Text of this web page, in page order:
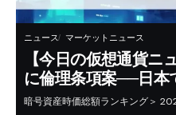
ニュース マーケットニュース
【今日の仮想通貨ニ
に倫理条項案──日本
暗号資産時価総額ランキング＞